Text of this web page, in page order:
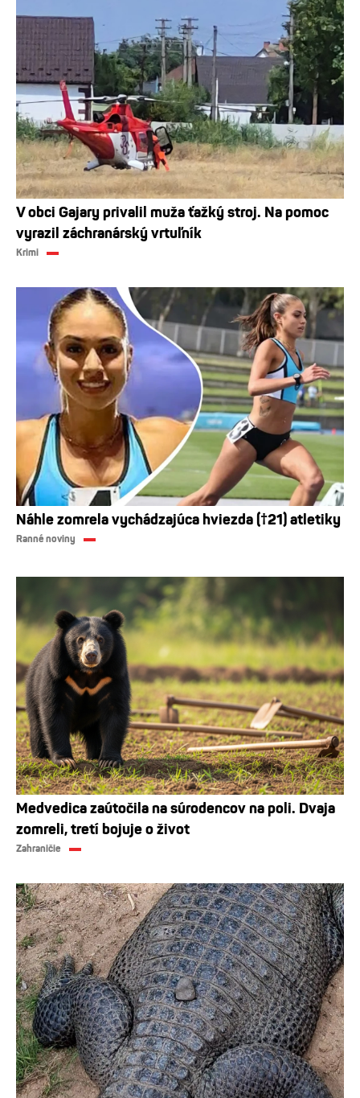
V obci Gajary privalil muža ťažký stroj. Na pomoc
vyrazil záchranárský vrtuľník
Krimi
Náhle zomrela vychádzajúca hviezda (†21) atletiky
Ranné noviny
Medvedica zaútočila na súrodencov na poli. Dvaja
zomreli, tretí bojuje o život
Zahraničie